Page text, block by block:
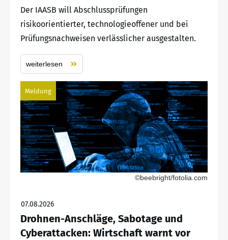
Der IAASB will Abschlussprüfungen
risikoorientierter, technologieoffener und bei
Prüfungsnachweisen verlässlicher ausgestalten.
weiterlesen
Meldung
©beebright/fotolia.com
07.08.2026
Drohnen-Anschläge, Sabotage und
Cyberattacken: Wirtschaft warnt vor